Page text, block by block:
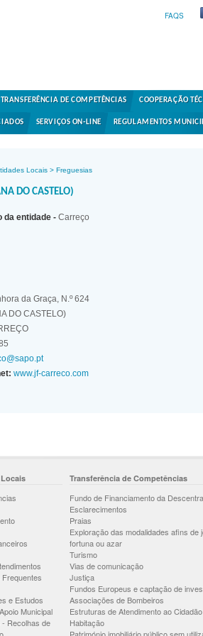
FAQS
TRANSFERÊNCIA DE COMPETÊNCIAS COOPERAÇÃO
SERVIÇOS ON-LINE REGULAMENTOS
Locais > Freguesias
DO CASTELO)
da entidade - Carreço
da Graça, N.º 624
DO CASTELO)
www.jf-carreco.com
e Estudos
Municipal
Recolhas de
Transferência de Competências
Fundo de Financiamento da
Esclarecimentos
Praias
Exploração das modalidades afins de
fortuna ou azar
Turismo
Vias de comunicação
Justiça
Fundos Europeus e captação de
Associações de Bombeiros
Estruturas de Atendimento ao Cidadão
Habitação